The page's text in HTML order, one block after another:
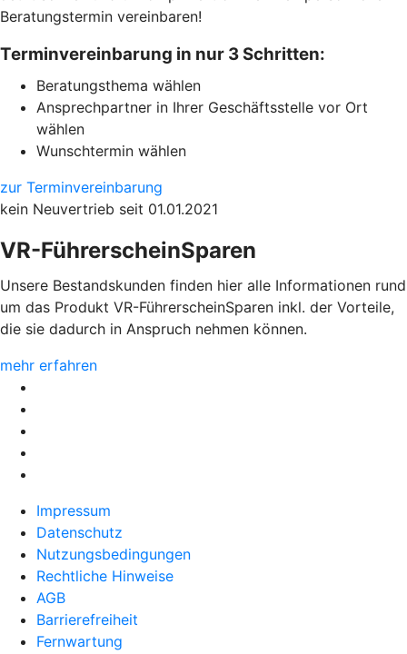
Beratungstermin vereinbaren!
Terminvereinbarung in nur 3 Schritten:
Beratungsthema wählen
Ansprechpartner in Ihrer Geschäftsstelle vor Ort
wählen
Wunschtermin wählen
zur Terminvereinbarung
kein Neuvertrieb seit 01.01.2021
VR-FührerscheinSparen
Unsere Bestandskunden finden hier alle Informationen rund
um das Produkt VR-FührerscheinSparen inkl. der Vorteile,
die sie dadurch in Anspruch nehmen können.
mehr erfahren
Impressum
Datenschutz
Nutzungsbedingungen
Rechtliche Hinweise
AGB
Barrierefreiheit
Fernwartung